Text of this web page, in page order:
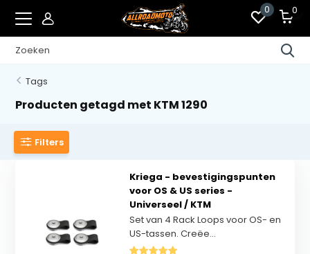
0 0
Tags
Producten getagd met KTM 1290
Filters
Kriega - bevestigingspunten
voor OS & US series -
Universeel / KTM
Set van 4 Rack Loops voor OS- en
US-tassen. Creëe...